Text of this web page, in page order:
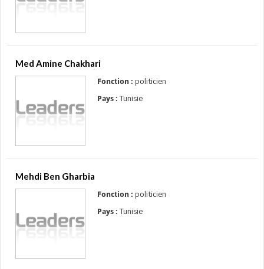
Med Amine Chakhari
Fonction : politicien
Pays : Tunisie
Mehdi Ben Gharbia
Fonction : politicien
Pays : Tunisie